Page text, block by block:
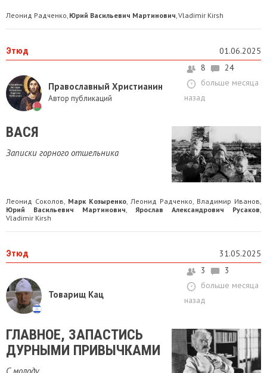
Леонид Радченко Юрий Васильевич Мартинович Vladimir Kirsh
Этюд 01.06.2025
Православный Христианин
Автор публикаций
8
24
больше месяца
назад
ВАСЯ
Записки горного отшельника
Леонид Соколов Марк Козыренко Леонид Радченко Владимир Иванов
Юрий Васильевич Мартинович Ярослав Александрович Русаков
Vladimir Kirsh
Этюд 31.05.2025
Товарищ Кац
3
3
больше месяца
назад
ГЛАВНОЕ, ЗАПАСТИСЬ
ДУРНЫМИ ПРИВЫЧКАМИ
С молоду